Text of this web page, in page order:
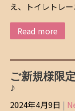
え、トイレトレ
Read more
ご新規様限
♪
2024年4月9日 |